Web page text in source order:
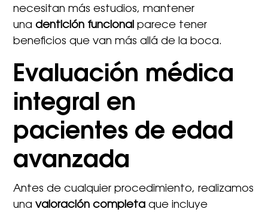
necesitan más estudios, mantener
unadentición funcional parece tener
beneficios que van más allá de la boca.
Evaluación médica
integral en
pacientes de edad
avanzada
Antes de cualquier procedimiento, realizamos
unavaloración completa que incluye